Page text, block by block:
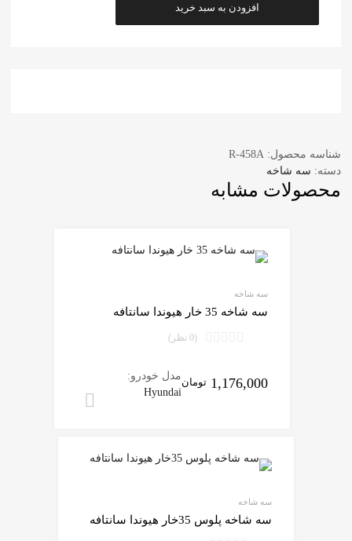
افزودن به سبد خرید
شناسه محصول: R-458A
دسته: سه شاخه
محصولات مشابه
سه شاخه
سه شاخه 35 خار هیوندا سانتافه
(0 نظر)
1,176,000 تومان
مدل خودرو:
Hyundai
سه شاخه
سه شاخه پلوس 35خار هیوندا سانتافه